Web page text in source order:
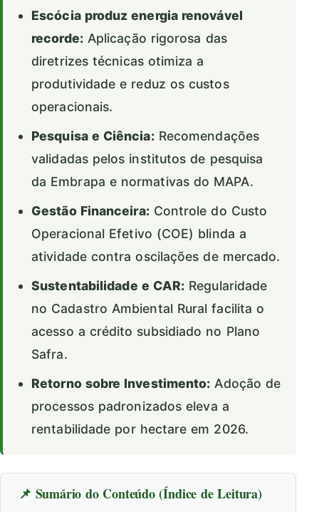
Escócia produz energia renovável
recorde:Aplicação rigorosa das
diretrizes técnicas otimiza a
produtividade e reduz os custos
operacionais.
Pesquisa e Ciência:Recomendações
validadas pelos institutos de pesquisa
da Embrapa e normativas do MAPA.
Gestão Financeira:Controle do Custo
Operacional Efetivo (COE) blinda a
atividade contra oscilações de mercado.
Sustentabilidade e CAR: Regularidade
no Cadastro Ambiental Rural facilita o
acesso a crédito subsidiado no Plano
Safra.
Retorno sobre Investimento: Adoção de
processos padronizados eleva a
rentabilidade por hectare em 2026.
📌 Sumário do Conteúdo (Índice de Leitura)